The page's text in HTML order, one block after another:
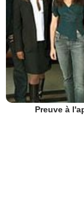
Preuve à